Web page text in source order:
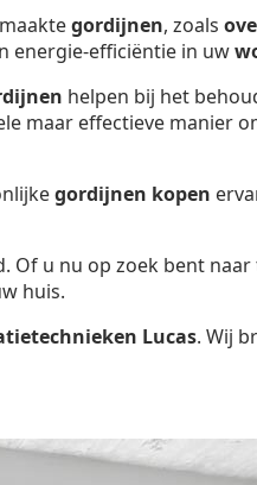
gordijnen, zoals
energie-efficiëntie in uw
helpen bij het
maar effectieve manier
gordijnen kopen
Of u nu op zoek bent
huis.
Lucas. Wij